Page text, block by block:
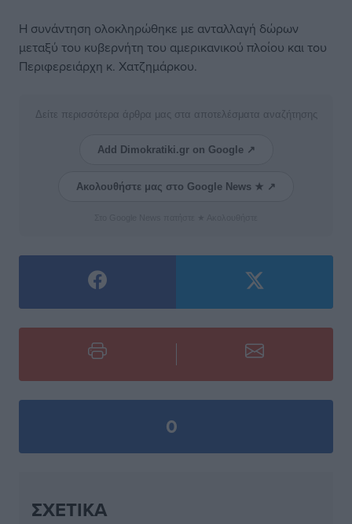
Η συνάντηση ολοκληρώθηκε με ανταλλαγή δώρων
μεταξύ του κυβερνήτη του αμερικανικού πλοίου και του
Περιφερειάρχη κ. Χατζημάρκου.
Δείτε περισσότερα άρθρα μας στα αποτελέσματα αναζήτησης
Add Dimokratiki.gr on Google ↗
Ακολουθήστε μας στο Google News ★ ↗
0
ΣΧΕΤΙΚΆ